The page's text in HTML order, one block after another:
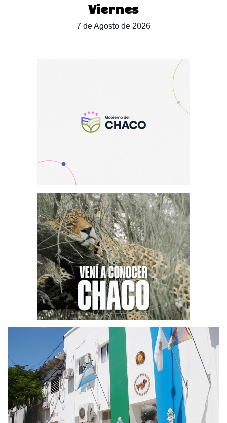
Viernes
7 de Agosto de 2026